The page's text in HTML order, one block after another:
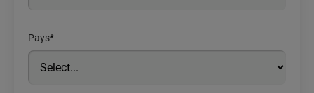
*
Pays